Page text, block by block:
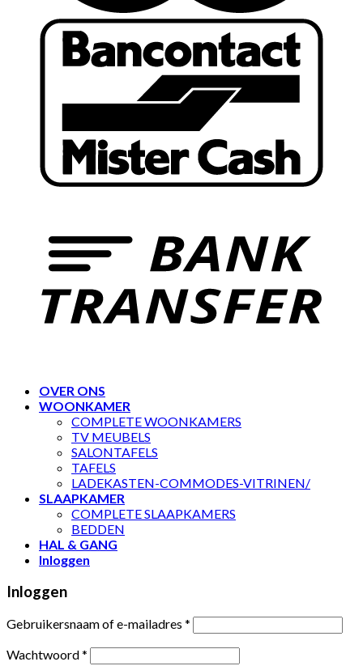
OVER ONS
WOONKAMER
COMPLETE WOONKAMERS
TV MEUBELS
SALONTAFELS
TAFELS
LADEKASTEN-COMMODES-VITRINEN/
SLAAPKAMER
COMPLETE SLAAPKAMERS
BEDDEN
HAL & GANG
Inloggen
Inloggen
Gebruikersnaam of e-mailadres *
Wachtwoord*